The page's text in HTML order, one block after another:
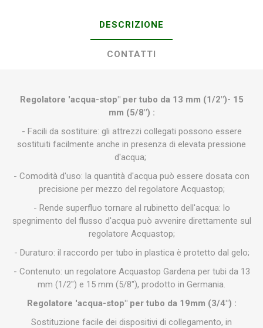
DESCRIZIONE
CONTATTI
Regolatore 'acqua-stop" per tubo da 13 mm (1/2")- 15
mm (5/8") :
- Facili da sostituire: gli attrezzi collegati possono essere
sostituiti facilmente anche in presenza di elevata pressione
d'acqua;
- Comodità d'uso: la quantità d'acqua può essere dosata con
precisione per mezzo del regolatore Acquastop;
- Rende superfluo tornare al rubinetto dell'acqua: lo
spegnimento del flusso d'acqua può avvenire direttamente sul
regolatore Acquastop;
- Duraturo: il raccordo per tubo in plastica è protetto dal gelo;
- Contenuto: un regolatore Acquastop Gardena per tubi da 13
mm (1/2") e 15 mm (5/8"), prodotto in Germania.
Regolatore 'acqua-stop" per tubo da 19mm (3/4") :
Sostituzione facile dei dispositivi di collegamento, in